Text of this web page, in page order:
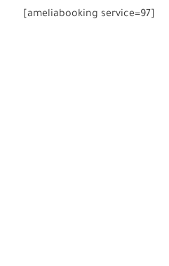
[ameliabooking service=97]